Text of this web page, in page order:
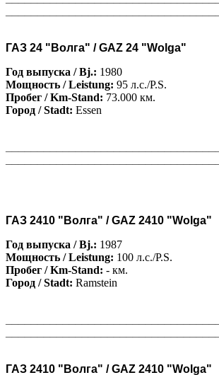
ГАЗ 24 "Волга" / GAZ 24 "Wolga"
Год выпуска / Bj.: 1980
Мощность / Leistung: 95 л.с./P.S.
Пробег / Km-Stand: 73.000 км.
Город / Stadt: Essen
ГАЗ 2410 "Волга" / GAZ 2410 "Wolga"
Год выпуска / Bj.: 1987
Мощность / Leistung: 100 л.с./P.S.
Пробег / Km-Stand: - км.
Город / Stadt: Ramstein
ГАЗ 2410 "Волга" / GAZ 2410 "Wolga"